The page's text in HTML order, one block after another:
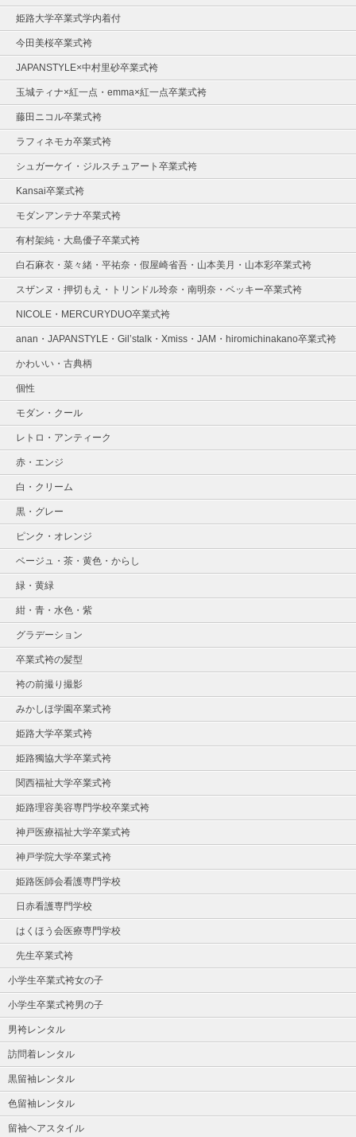
姫路大学卒業式学内着付
今田美桜卒業式袴
JAPANSTYLE×中村里砂卒業式袴
玉城ティナ×紅一点・emma×紅一点卒業式袴
藤田ニコル卒業式袴
ラフィネモカ卒業式袴
シュガーケイ・ジルスチュアート卒業式袴
Kansai卒業式袴
モダンアンテナ卒業式袴
有村架純・大島優子卒業式袴
白石麻衣・菜々緒・平祐奈・假屋崎省吾・山本美月・山本彩卒業式袴
スザンヌ・押切もえ・トリンドル玲奈・南明奈・ベッキー卒業式袴
NICOLE・MERCURYDUO卒業式袴
anan・JAPANSTYLE・Gil’stalk・Xmiss・JAM・hiromichinakano卒業式袴
かわいい・古典柄
個性
モダン・クール
レトロ・アンティーク
赤・エンジ
白・クリーム
黒・グレー
ピンク・オレンジ
ベージュ・茶・黄色・からし
緑・黄緑
紺・青・水色・紫
グラデーション
卒業式袴の髪型
袴の前撮り撮影
みかしほ学園卒業式袴
姫路大学卒業式袴
姫路獨協大学卒業式袴
関西福祉大学卒業式袴
姫路理容美容専門学校卒業式袴
神戸医療福祉大学卒業式袴
神戸学院大学卒業式袴
姫路医師会看護専門学校
日赤看護専門学校
はくほう会医療専門学校
先生卒業式袴
小学生卒業式袴女の子
小学生卒業式袴男の子
男袴レンタル
訪問着レンタル
黒留袖レンタル
色留袖レンタル
留袖ヘアスタイル